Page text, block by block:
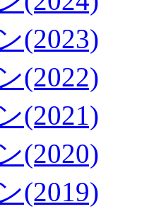
(2023)
(2022)
(2021)
(2020)
(2019)